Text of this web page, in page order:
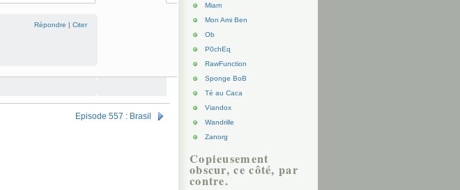
Répondre | Citer
Episode 557 : Brasil
Miam
Mon Ami Ben
Ob
P0chEq
RawFunction
Sponge BoB
Té au Caca
Viandox
Wandrille
Zanorg
Copieusement
obscur, ce côté, par
contre.